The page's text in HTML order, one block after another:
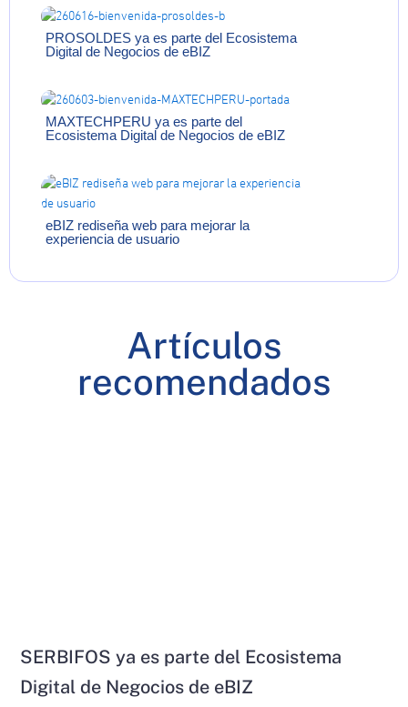
PROSOLDES ya es parte del Ecosistema
Digital de Negocios de eBIZ
MAXTECHPERU ya es parte del
Ecosistema Digital de Negocios de eBIZ
eBIZ rediseña web para mejorar la
experiencia de usuario
Artículos
recomendados
SERBIFOS ya es parte del Ecosistema
Digital de Negocios de eBIZ